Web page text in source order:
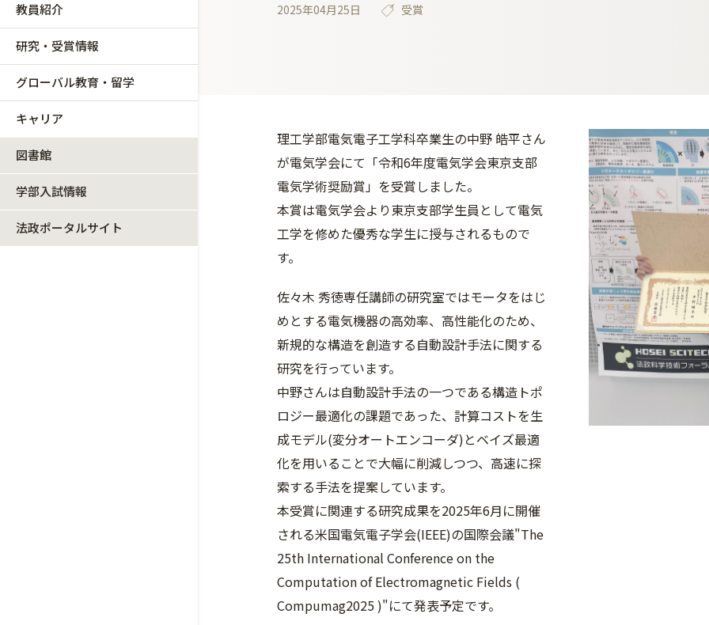
教員紹介
研究・受賞情報
グローバル教育・留学
キャリア
図書館
学部入試情報
法政ポータルサイト
2025年04月25日 受賞
理工学部電気電子工学科卒業生の中野 皓平さん
が電気学会にて「令和6年度電気学会東京支部
電気学術奨励賞」を受賞しました。
本賞は電気学会より東京支部学生員として電気
工学を修めた優秀な学生に授与されるもので
す。
佐々木 秀徳専任講師の研究室ではモータをはじ
めとする電気機器の高効率、高性能化のため、
新規的な構造を創造する自動設計手法に関する
研究を行っています。
中野さんは自動設計手法の一つである構造トポ
ロジー最適化の課題であった、計算コストを生
成モデル(変分オートエンコーダ)とベイズ最適
化を用いることで大幅に削減しつつ、高速に探
索する手法を提案しています。
本受賞に関連する研究成果を2025年6月に開催
される米国電気電子学会(IEEE)の国際会議"The
25th International Conference on the
Computation of Electromagnetic Fields (
Compumag2025 )"にて発表予定です。